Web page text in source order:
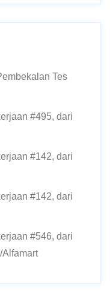
Tes
#495, dari
#142, dari
#142, dari
#546, dari
Alfamart